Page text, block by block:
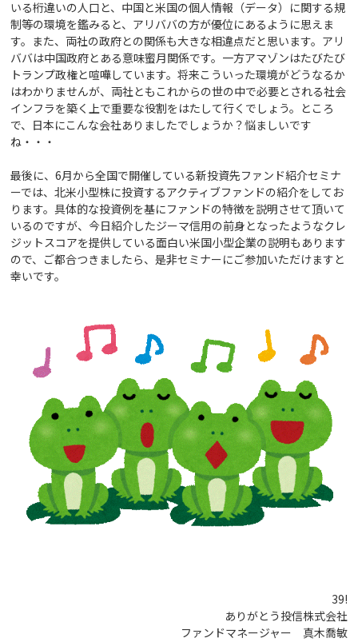
いる桁違いの人口と、中国と米国の個人情報（データ）に関する規
制等の環境を鑑みると、アリババの方が優位にあるように思えま
す。また、両社の政府との関係も大きな相違点だと思います。アリ
ババは中国政府とある意味蜜月関係です。一方アマゾンはたびたび
トランプ政権と喧嘩しています。将来こういった環境がどうなるか
はわかりませんが、両社ともこれからの世の中で必要とされる社会
インフラを築く上で重要な役割をはたして行くでしょう。ところ
で、日本にこんな会社ありましたでしょうか？悩ましいです
ね・・・
最後に、6月から全国で開催している新投資先ファンド紹介セミナ
ーでは、北米小型株に投資するアクティブファンドの紹介をしてお
ります。具体的な投資例を基にファンドの特徴を説明させて頂いて
いるのですが、今日紹介したジーマ信用の前身となったようなクレ
ジットスコアを提供している面白い米国小型企業の説明もあります
ので、ご都合つきましたら、是非セミナーにご参加いただけますと
幸いです。
39!
ありがとう投信株式会社
ファンドマネージャー 真木喬敏